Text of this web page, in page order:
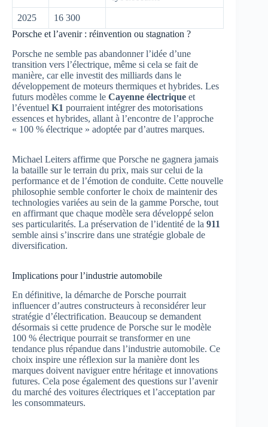
2025
16 300
Porsche et l’avenir : réinvention ou stagnation ?
Porsche ne semble pas abandonner l’idée d’une
transition vers l’électrique, même si cela se fait de
manière, car elle investit des milliards dans le
développement de moteurs thermiques et hybrides. Les
futurs modèles comme le Cayenne électrique et
l’éventuel K1 pourraient intégrer des motorisations
essences et hybrides, allant à l’encontre de l’approche
« 100 % électrique » adoptée par d’autres marques.
Michael Leiters affirme que Porsche ne gagnera jamais
la bataille sur le terrain du prix, mais sur celui de la
performance et de l’émotion de conduite. Cette nouvelle
philosophie semble conforter le choix de maintenir des
technologies variées au sein de la gamme Porsche, tout
en affirmant que chaque modèle sera développé selon
ses particularités. La préservation de l’identité de la 911
semble ainsi s’inscrire dans une stratégie globale de
diversification.
Implications pour l’industrie automobile
En définitive, la démarche de Porsche pourrait
influencer d’autres constructeurs à reconsidérer leur
stratégie d’électrification. Beaucoup se demandent
désormais si cette prudence de Porsche sur le modèle
100 % électrique pourrait se transformer en une
tendance plus répandue dans l’industrie automobile. Ce
choix inspire une réflexion sur la manière dont les
marques doivent naviguer entre héritage et innovations
futures. Cela pose également des questions sur l’avenir
du marché des voitures électriques et l’acceptation par
les consommateurs.